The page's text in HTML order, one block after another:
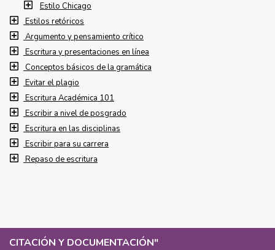
CITACIÓN Y DOCUMENTACIÓN"
Estilo Chicago
Estilos retóricos
Argumento y pensamiento crítico
Escritura y presentaciones en línea
Conceptos básicos de la gramática
Evitar el plagio
Escritura Académica 101
Escribir a nivel de posgrado
Escritura en las disciplinas
Escribir para su carrera
Repaso de escritura